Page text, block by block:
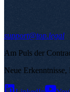
support@top.legal
Am Puls der
Neue